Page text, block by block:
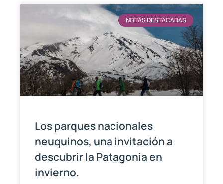
NOTAS DESTACADAS
Los parques nacionales
neuquinos, una invitación a
descubrir la Patagonia en
invierno.